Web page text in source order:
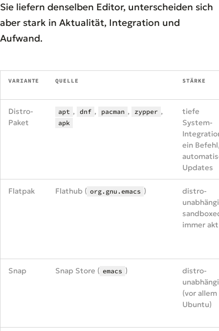
Sie liefern denselben Editor, unterscheiden sich
aber stark in Aktualität, Integration und
Aufwand.
VARIANTE QUELLE STÄRKE
Distro-
Paket
apt , dnf , pacman , zypper ,
apk
tiefe
System-
ein
Updates
Flatpak Flathub ( org.gnu.emacs )
distro-
immer
Snap Snap Store ( emacs )
distro-
(vor allem
Ubuntu)